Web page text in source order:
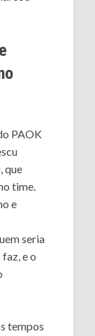
PAOK
que
time.
e
seria
e o
tempos